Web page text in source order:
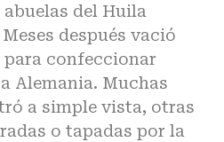
del Huila
después vació
para confeccionar
Alemania. Muchas
a simple vista, otras
o tapadas por la